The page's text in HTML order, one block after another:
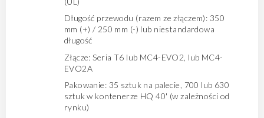
Długość przewodu (razem ze złączem): 350
mm (+) / 250 mm (-) lub niestandardowa
długość
Złącze: Seria T6 lub MC4-EVO2, lub MC4-
EVO2A
Pakowanie: 35 sztuk na palecie, 700 lub 630
sztuk w kontenerze HQ 40' (w zależności od
rynku)